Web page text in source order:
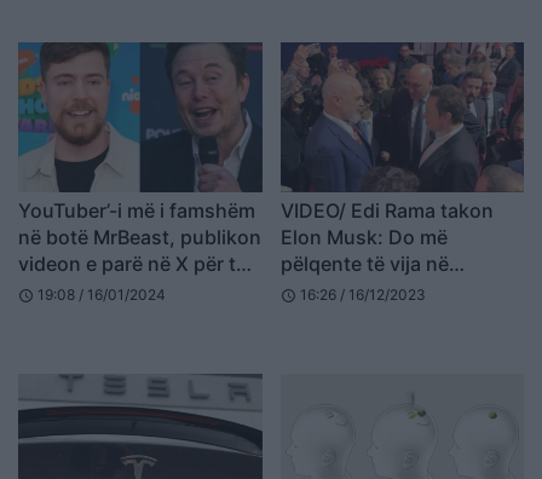
YouTuber’-i më i famshëm
në botë MrBeast, publikon
videon e parë në X për të
testuar të ardhurat që do
schedule 19:08 / 16/01/2024
VIDEO/ Edi Rama takon
Elon Musk: Do më
pëlqente të vija në
Shqipëri
schedule 16:26 / 16/12/2023